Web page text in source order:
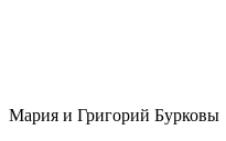
Мария и Григорий Бурковы